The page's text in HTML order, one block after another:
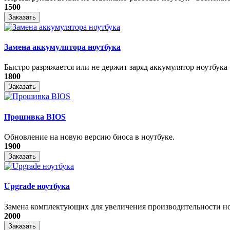
1500
Заказать
Замена аккумулятора ноутбука
Быстро разряжается или не держит заряд аккумулятор ноутбука
1800
Заказать
Прошивка BIOS
Обновление на новую версию биоса в ноутбуке.
1900
Заказать
Upgrade ноутбука
Замена комплектующих для увеличения производительности
2000
Заказать